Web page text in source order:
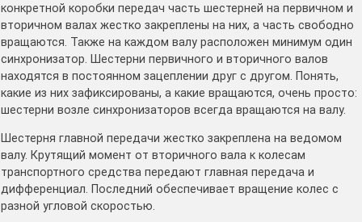
конкретной коробки передач часть шестерней на первичном и
вторичном валах жестко закреплены на них, а часть свободно
вращаются. Также на каждом валу расположен минимум один
синхронизатор. Шестерни первичного и вторичного валов
находятся в постоянном зацеплении друг с другом. Понять,
какие из них зафиксированы, а какие вращаются, очень просто:
шестерни возле синхронизаторов всегда вращаются на валу.
Шестерня главной передачи жестко закреплена на ведомом
валу. Крутящий момент от вторичного вала к колесам
транспортного средства передают главная передача и
дифференциал. Последний обеспечивает вращение колес с
разной угловой скоростью.